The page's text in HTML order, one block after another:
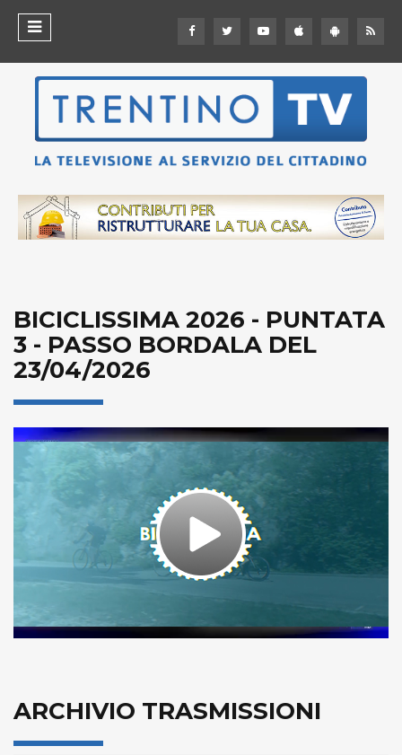
BICICLISSIMA 2026 - PUNTATA
3 - PASSO BORDALA DEL
23/04/2026
Play
Video
ARCHIVIO TRASMISSIONI